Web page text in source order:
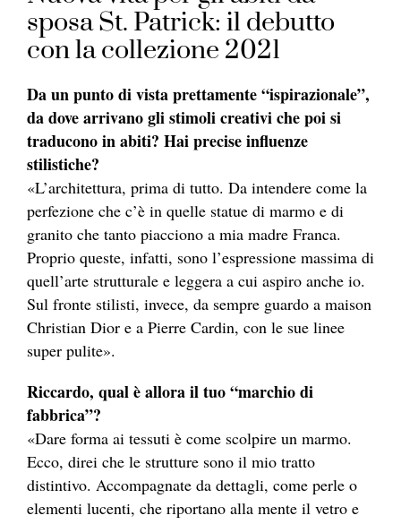
sposa St. Patrick: il debutto
con la collezione 2021
Da un punto di vista prettamente “ispirazionale”,
da dove arrivano gli stimoli creativi che poi si
traducono in abiti? Hai precise influenze
stilistiche?
«L’architettura, prima di tutto. Da intendere come la
perfezione che c’è in quelle statue di marmo e di
granito che tanto piacciono a mia madre Franca.
Proprio queste, infatti, sono l’espressione massima di
quell’arte strutturale e leggera a cui aspiro anche io.
Sul fronte stilisti, invece, da sempre guardo a maison
Christian Dior e a Pierre Cardin, con le sue linee
super pulite».
Riccardo, qual è allora il tuo “marchio di
fabbrica”?
«Dare forma ai tessuti è come scolpire un marmo.
Ecco, direi che le strutture sono il mio tratto
distintivo. Accompagnate da dettagli, come perle o
elementi lucenti, che riportano alla mente il vetro e